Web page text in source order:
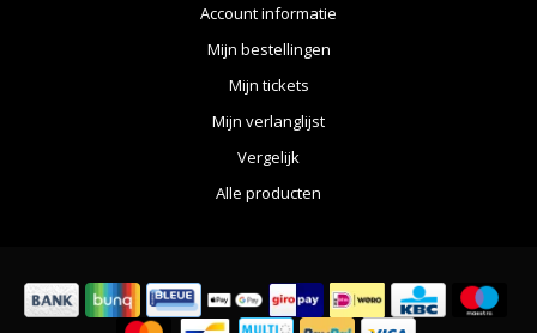
Account informatie
Mijn bestellingen
Mijn tickets
Mijn verlanglijst
Vergelijk
Alle producten